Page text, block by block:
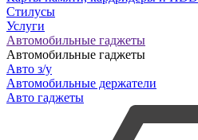
Стилусы
Услуги
Автомобильные гаджеты
Автомобильные гаджеты
Авто з/у
Автомобильные держатели
Авто гаджеты